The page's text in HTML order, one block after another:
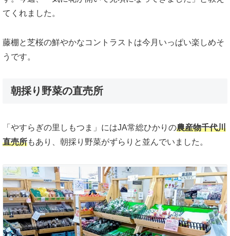
てくれました。
藤棚と芝桜の鮮やかなコントラストは今月いっぱい楽しめそ
うです。
朝採り野菜の直売所
「やすらぎの里しもつま」にはJA常総ひかりの農産物千代川
直売所もあり、朝採り野菜がずらりと並んでいました。